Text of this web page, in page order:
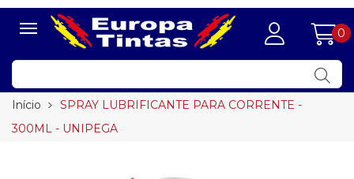
0
Início
SPRAY LUBRIFICANTE PARA CORRENTE -
300ML - UNIPEGA